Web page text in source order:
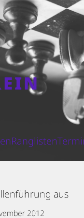
Ranglisten
aus
2012